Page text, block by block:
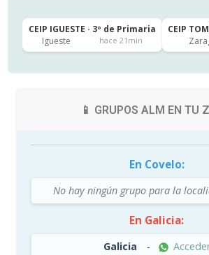
CEIP IGUESTE · 3º de Primaria
Igueste
hace 21min
CEIP
📱 GRUPOS ALM EN TU
En Covelo:
No hay ningún grupo para la
En Galicia:
Galicia -